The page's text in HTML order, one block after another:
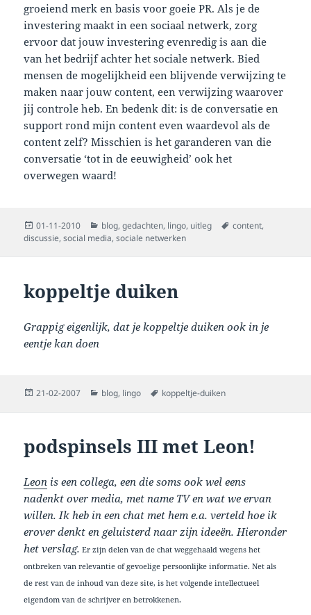
groeiend merk en basis voor goeie PR. Als je de
investering maakt in een sociaal netwerk, zorg
ervoor dat jouw investering evenredig is aan die
van het bedrijf achter het sociale netwerk. Bied
mensen de mogelijkheid een blijvende verwijzing te
maken naar jouw content, een verwijzing waarover
jij controle heb. En bedenk dit: is de conversatie en
support rond mijn content even waardevol als de
content zelf? Misschien is het garanderen van die
conversatie ‘tot in de eeuwigheid’ ook het
overwegen waard!
Posted
on
01-11-2010 Categories
blog,gedachten, lingo, uitleg Tags
content,
discussie,social media,sociale netwerken
koppeltje duiken
Grappig eigenlijk, dat je koppeltje duiken ook in je
eentje kan doen
Posted
21-02-2007 Categories
blog, lingo Tags
koppeltje-duiken
podspinsels III met Leon!
Leon is een collega, een die soms ook wel eens
nadenkt over media, met name TV en wat we ervan
willen. Ik heb in een chat met hem e.a. verteld hoe ik
erover denkt en geluisterd naar zijn ideeën. Hieronder
het verslag. Er zijn delen van de chat weggehaald wegens het
ontbreken van relevantie of gevoelige persoonlijke informatie. Net als
de rest van de inhoud van deze site, is het volgende intellectueel
eigendom van de schrijver en betrokkenen.